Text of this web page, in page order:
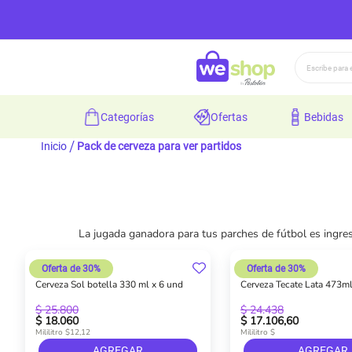
categorías ofertas bebidas
Inicio Pack de cerveza para ver partidos
La jugada ganadora para tus parches de fútbol es
Cerveza Sol botella 330 ml x 6 und
$ 18.060
$ 25.800
Oferta de 30%
Mililitro $12,12
Cerveza Tecate Lata
$ 17.106,60
$ 24.438
Oferta de 30%
Mililitro $